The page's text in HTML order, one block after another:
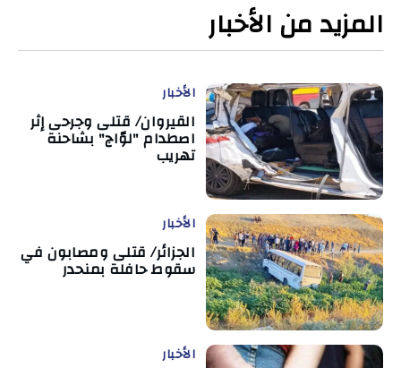
المزيد من الأخبار
الأخبار
القيروان/ قتلى وجرحى إثر
اصطدام "لوّاج" بشاحنة
تهريب
الأخبار
الجزائر/ قتلى ومصابون في
سقوط حافلة بمنحدر
الأخبار